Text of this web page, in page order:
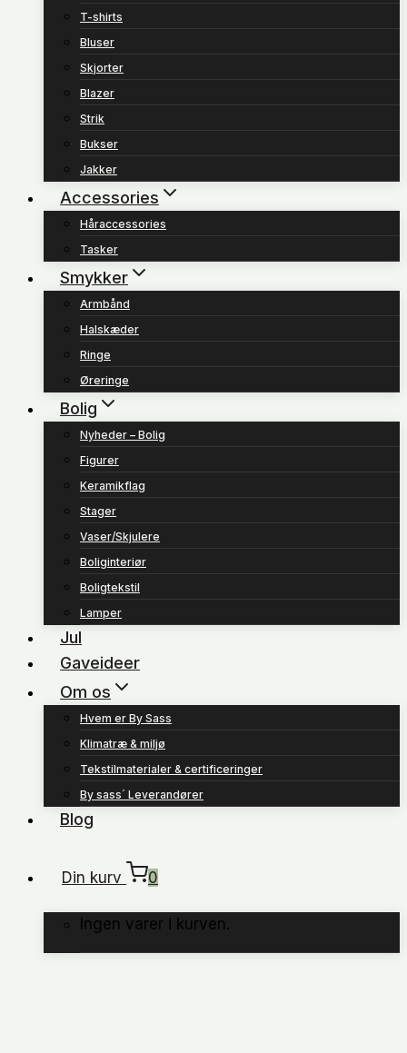
T-shirts
Bluser
Skjorter
Blazer
Strik
Bukser
Jakker
Accessories
Håraccessories
Tasker
Smykker
Armbånd
Halskæder
Ringe
Øreringe
Bolig
Nyheder – Bolig
Figurer
Keramikflag
Stager
Vaser/Skjulere
Boliginteriør
Boligtekstil
Lamper
Jul
Gaveideer
Om os
Hvem er By Sass
Klimatræ & miljø
Tekstilmaterialer & certificeringer
By sass´ Leverandører
Blog
Din kurv 0
Ingen varer i kurven.